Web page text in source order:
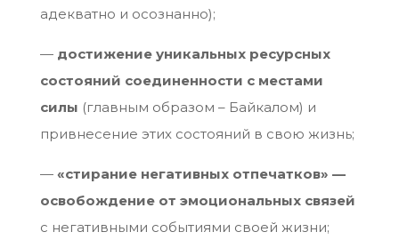
адекватно и осознанно);
— достижение уникальных ресурсных
состояний соединенности с местами
силы (главным образом – Байкалом) и
привнесение этих состояний в свою жизнь;
— «стирание негативных отпечатков» —
освобождение от эмоциональных связей
с негативными событиями своей жизни;